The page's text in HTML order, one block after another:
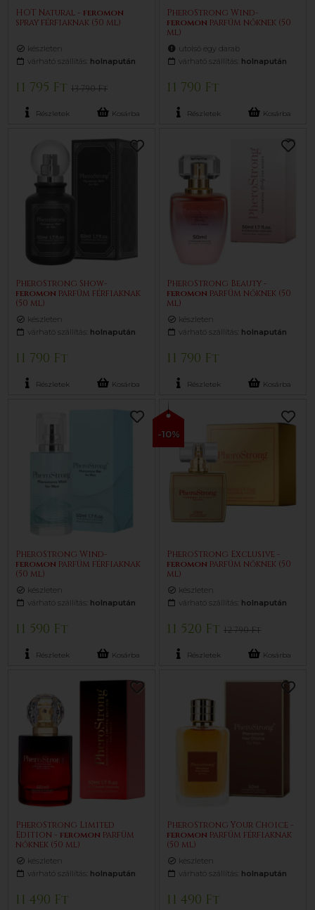
HOT Natural - feromon
spray férfiaknak (50 ml)
készleten
várható szállítás: holnapután
11 795 Ft13 790 Ft
Részletek Kosárba
PheroStrong Wind-
feromon parfüm nőknek (50
ml)
utolsó egy darab
várható szállítás: holnapután
11 790 Ft
Részletek Kosárba
PheroStrong Show-
feromon parfüm férfiaknak
(50 ml)
készleten
várható szállítás: holnapután
11 790 Ft
Részletek Kosárba
PheroStrong Beauty -
feromon parfüm nőknek (50
ml)
készleten
várható szállítás: holnapután
11 790 Ft
Részletek Kosárba
PheroStrong Wind-
feromon parfüm férfiaknak
(50 ml)
készleten
várható szállítás: holnapután
11 590 Ft
Részletek Kosárba
-10%
PheroStrong Exclusive -
feromon parfüm nőknek (50
ml)
készleten
várható szállítás: holnapután
11 520 Ft12 790 Ft
Részletek Kosárba
PheroStrong Limited
Edition - feromon parfüm
nőknek (50 ml)
készleten
várható szállítás: holnapután
11 490 Ft
PheroStrong Your Choice -
feromon parfüm férfiaknak
(50 ml)
készleten
várható szállítás: holnapután
11 490 Ft